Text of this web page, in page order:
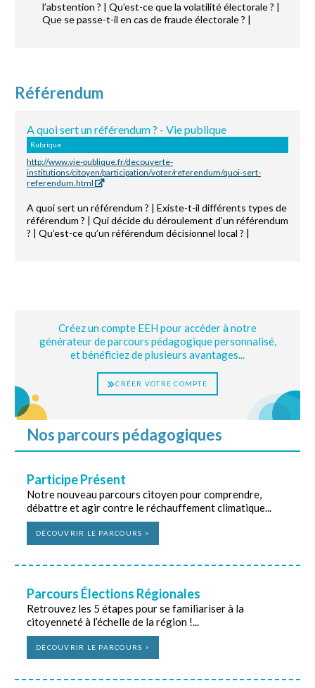
l’abstention ? | Qu’est-ce que la volatilité électorale ? |
Que se passe-t-il en cas de fraude électorale ? |
Référendum
A quoi sert un référendum ? - Vie publique
Rubrique
http://www.vie-publique.fr/decouverte-
institutions/citoyen/participation/voter/referendum/quoi-sert-
referendum.html
A quoi sert un référendum ? | Existe-t-il différents types de
référendum ? | Qui décide du déroulement d’un référendum
? | Qu’est-ce qu’un référendum décisionnel local ? |
Créez un compte EEH pour accéder à notre
générateur de parcours pédagogique personnalisé,
et bénéficiez de plusieurs avantages...
CRÉER VOTRE COMPTE
Nos parcours pédagogiques
Participe Présent
Notre nouveau parcours citoyen pour comprendre,
débattre et agir contre le réchauffement climatique...
DÉCOUVRIR LE PARCOURS >
Parcours Élections Régionales
Retrouvez les 5 étapes pour se familiariser à la
citoyenneté à l’échelle de la région !...
DÉCOUVRIR LE PARCOURS >